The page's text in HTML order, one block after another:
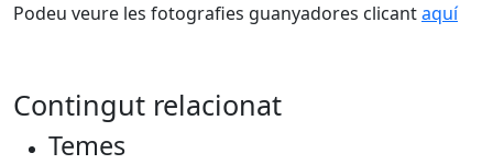
Podeu veure les fotografies guanyadores clicantaquí
Contingut relacionat
Temes